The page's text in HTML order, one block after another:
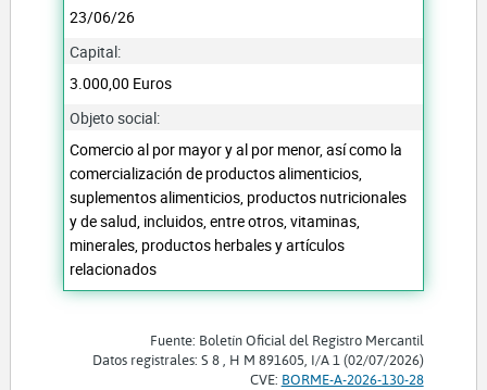
23/06/26
Capital:
3.000,00 Euros
Objeto social:
Comercio al por mayor y al por menor, así como la
comercialización de productos alimenticios,
suplementos alimenticios, productos nutricionales
y de salud, incluidos, entre otros, vitaminas,
minerales, productos herbales y artículos
relacionados
Fuente: Boletín Oficial del Registro Mercantil
Datos registrales: S 8 , H M 891605, I/A 1 (02/07/2026)
CVE: BORME-A-2026-130-28